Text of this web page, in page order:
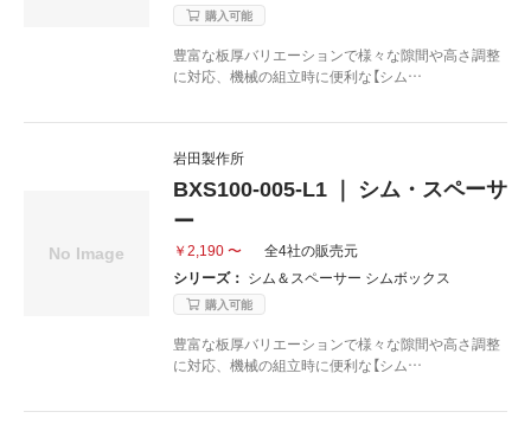
購入可能
豊富な板厚バリエーションで様々な隙間や高さ調整
に対応、機械の組立時に便利な【シム…
岩田製作所
BXS100-005-L1 ｜ シム・スペーサ
ー
￥2,190 〜
全4社の販売元
シリーズ： シム＆スペーサー シムボックス
購入可能
豊富な板厚バリエーションで様々な隙間や高さ調整
に対応、機械の組立時に便利な【シム…